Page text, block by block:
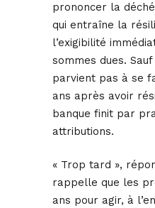
prononcer la
qui entraîne la
l’exigibilité
sommes dues.
parvient pas à se
ans après avoir
banque finit par
attributions.
« Trop tard »,
rappelle que les
ans pour agir, à